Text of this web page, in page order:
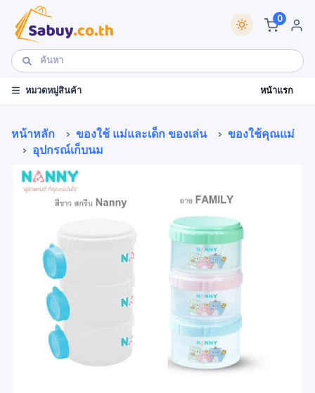
0
หมวดหมู่สินค้า หน้าแรก
หน้าหลัก ของใช้ แม่และเด็ก ของเล่น
ของใช้คุณแม่
อุปกรณ์เก็บนม